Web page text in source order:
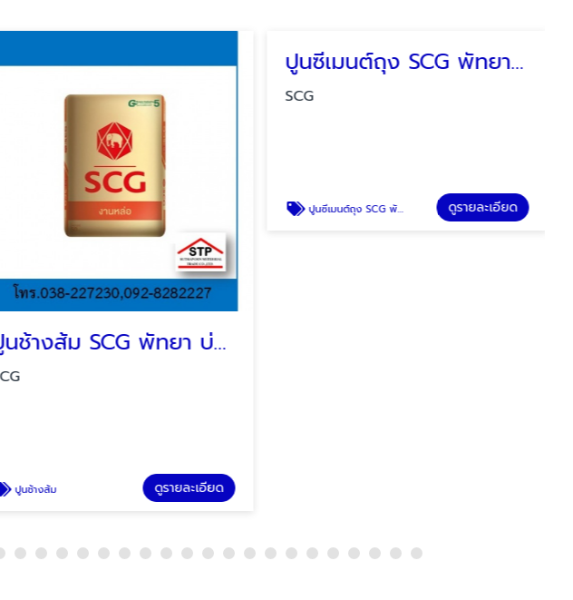
ปูนช้างส้ม SCG พัทยา บ่อวิน ระยอง
ปูนช้างส้ม ดูรายละเอียด